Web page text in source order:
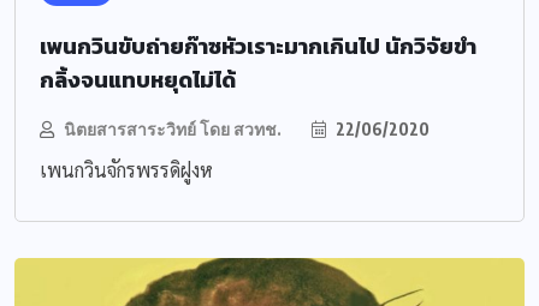
เพนกวินขับถ่ายก๊าซหัวเราะมากเกินไป นักวิจัยขำ
กลิ้งจนแทบหยุดไม่ได้
นิตยสารสาระวิทย์ โดย สวทช. 22/06/2020
เพนกวินจักรพรรดิฝูงห